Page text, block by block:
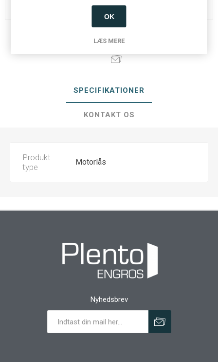
Du skal være logget ind for at se priser
Del:
SPECIFIKATIONER
KONTAKT OS
Produkt
type
Motorlås
Nyhedsbrev
OK
LÆS MERE